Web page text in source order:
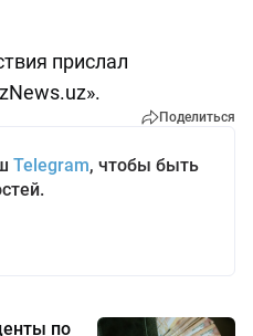
прислал
Поделиться
Telegram, чтобы быть
по